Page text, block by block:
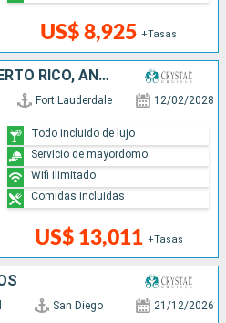
US$ 8,925 +Tasas
FRANCIA, DOMINICA, PUERTO RICO, ANTIGUA Y BARBUDA, SANTA LUCIA, GRENADA, ARUBA, COLOMBIA, PANAMÁ, COSTA RICA, HONDURAS, BELICE, MÉXICO, ESTADOS UNIDOS
Fort Lauderdale 12/02/2028
US$ 13,011 +Tasas
Todo incluido de lujo
Servicio de mayordomo
Wifi ilimitado
Comidas incluidas
San Diego 21/12/2026